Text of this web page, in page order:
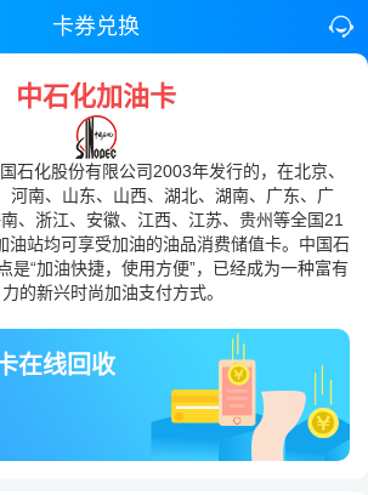
卡券兑换
中石化加油卡
石化股份有限公司2003年发行的，在北京、
河南、山东、山西、湖北、湖南、广东、广
、浙江、安徽、江西、江苏、贵州等全国21
油站均可享受加油的油品消费储值卡。中国石
是“加油快捷，使用方便”，已经成为一种富有
的新兴时尚加油支付方式。
在线回收